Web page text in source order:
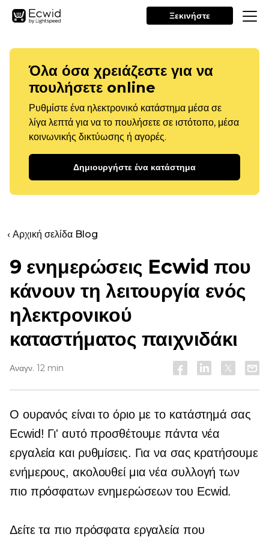
Ξεκινήστε
Όλα όσα χρειάζεστε για να
πουλήσετε online
Ρυθμίστε ένα ηλεκτρονικό κατάστημα μέσα σε
λίγα λεπτά για να το πουλήσετε σε ιστότοπο, μέσα
κοινωνικής δικτύωσης ή αγορές.
Δημιουργήστε ένα κατάστημα
‹ Αρχική σελίδα Blog
9 ενημερώσεις Ecwid που
κάνουν τη λειτουργία ενός
ηλεκτρονικού
καταστήματος παιχνιδάκι
Αναγν. 12 min
Ο ουρανός είναι το όριο με το κατάστημά σας
Ecwid! Γι' αυτό προσθέτουμε πάντα νέα
εργαλεία και ρυθμίσεις. Για να σας κρατήσουμε
ενήμερους, ακολουθεί μια νέα συλλογή των
πιο πρόσφατων ενημερώσεων του Ecwid.
Δείτε τα πιο πρόσφατα εργαλεία που